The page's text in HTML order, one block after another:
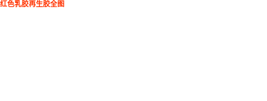
红色乳胶再生胶全图